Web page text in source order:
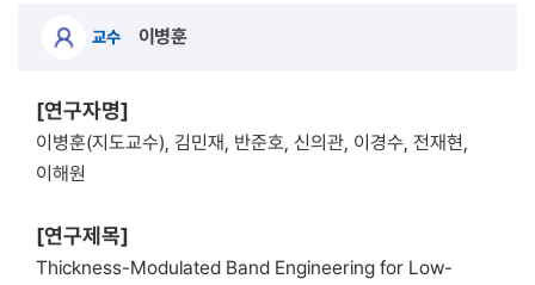
교수 이병훈
[연구자명]
이병훈(지도교수), 김민재, 반준호, 신의관, 이경수, 전재현,
이해원
[연구제목]
Thickness-Modulated Band Engineering for Low-